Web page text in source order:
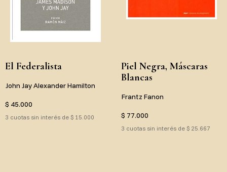
El Federalista
John Jay Alexander Hamilton
$ 45.000
3 cuotas sin interés de $ 15.000
Piel Negra, Máscaras
Blancas
Frantz Fanon
$ 77.000
3 cuotas sin interés de $ 25.667